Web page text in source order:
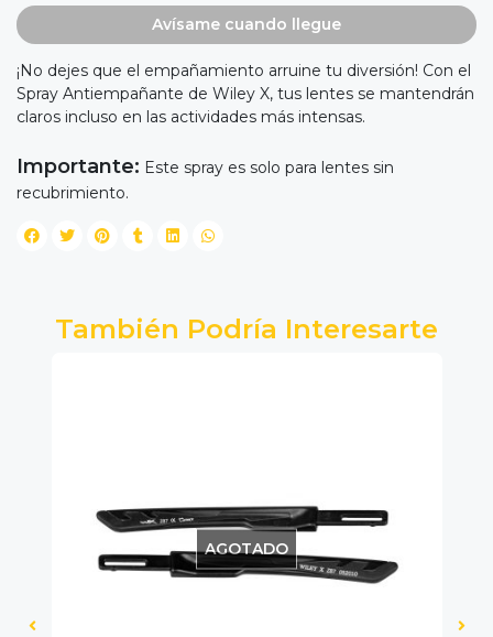
Avísame cuando llegue
¡No dejes que el empañamiento arruine tu diversión! Con el
Spray Antiempañante de Wiley X, tus lentes se mantendrán
claros incluso en las actividades más intensas.
Importante: Este spray es solo para lentes sin
recubrimiento.
También Podría Interesarte
AGOTADO